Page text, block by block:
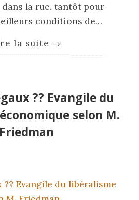
la rue. tantôt pour
conditions de…
la suite →
?? Evangile du
selon M.
Friedman